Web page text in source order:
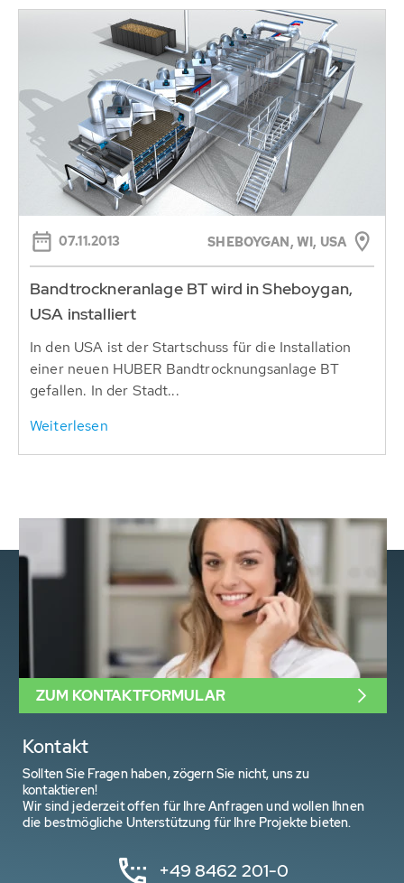
07.11.2013 SHEBOYGAN, WI, USA
Bandtrockneranlage BT wird in Sheboygan,
USA installiert
In den USA ist der Startschuss für die Installation
einer neuen HUBER Bandtrocknungsanlage BT
gefallen. In der Stadt...
Weiterlesen
Kontakt
Sollten Sie Fragen haben, zögern Sie nicht, uns zu
kontaktieren!
Wir sind jederzeit offen für Ihre Anfragen und wollen Ihnen
die bestmögliche Unterstützung für Ihre Projekte bieten.
+49 8462 201-0
ZUM KONTAKTFORMULAR